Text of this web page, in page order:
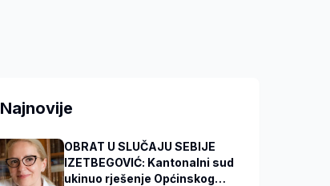
Najnovije
OBRAT U SLUČAJU SEBIJE
IZETBEGOVIĆ: Kantonalni sud
ukinuo rješenje Općinskog